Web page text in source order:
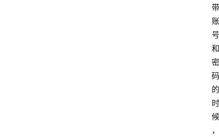
带
账
号
和
密
码
的
时
候
，